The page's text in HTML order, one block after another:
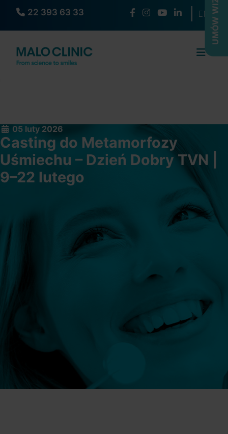
Wybierz
EN
22 393 63 33
05 luty 2026
Casting do Metamorfozy
Uśmiechu – Dzień Dobry TVN |
9–22 lutego